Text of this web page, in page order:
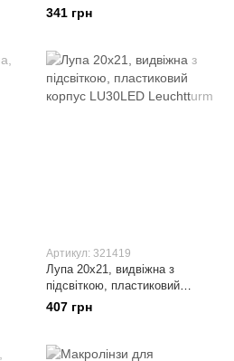
Leuchtturm
341 грн
Артикул: 321419
Лупа 20x21, видвіжна з
підсвіткою, пластиковий
корпус LU30LED Leuchtturm
407 грн